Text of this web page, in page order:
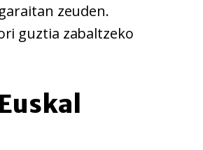
zeuden.
guztia zabaltzeko